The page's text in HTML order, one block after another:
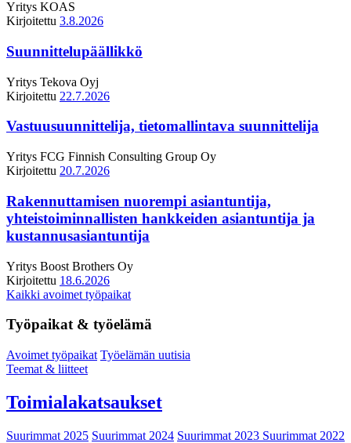
Yritys KOAS
Kirjoitettu 3.8.2026
Suunnittelupäällikkö
Yritys Tekova Oyj
Kirjoitettu 22.7.2026
Vastuusuunnittelija, tietomallintava suunnittelija
Yritys FCG Finnish Consulting Group Oy
Kirjoitettu 20.7.2026
Rakennuttamisen nuorempi asiantuntija,
yhteistoiminnallisten hankkeiden asiantuntija ja
kustannusasiantuntija
Yritys Boost Brothers Oy
Kirjoitettu 18.6.2026
Kaikki avoimet työpaikat
Työpaikat & työelämä
Avoimet työpaikat Työelämän uutisia
Teemat & liitteet
Toimialakatsaukset
Suurimmat 2025 Suurimmat 2024 Suurimmat 2023 Suurimmat 2022